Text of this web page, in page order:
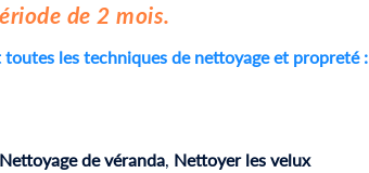
de 2 mois.
les techniques de nettoyage et propreté :
Nettoyage de véranda, Nettoyer les velux